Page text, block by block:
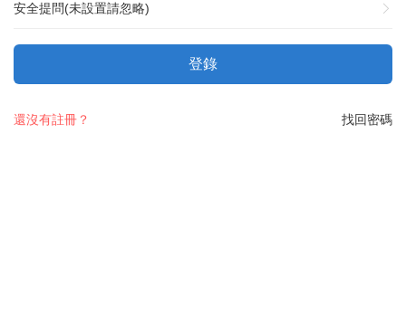
安全提問(未設置請忽略)
登錄
找回密碼
還沒有註冊？